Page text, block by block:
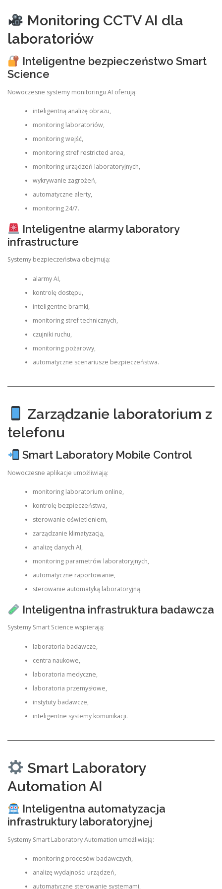
Monitoring CCTV AI dla
laboratoriów
Inteligentne bezpieczeństwo Smart
Science
Nowoczesne systemy monitoringu AI oferują:
inteligentną analizę obrazu,
monitoring laboratoriów,
monitoring wejść,
monitoring stref restricted area,
monitoring urządzeń laboratoryjnych,
wykrywanie zagrożeń,
automatyczne alerty,
monitoring 24/7.
Inteligentne alarmy laboratory
infrastructure
Systemy bezpieczeństwa obejmują:
alarmy AI,
kontrolę dostępu,
inteligentne bramki,
monitoring stref technicznych,
czujniki ruchu,
monitoring pożarowy,
automatyczne scenariusze bezpieczeństwa.
Zarządzanie laboratorium z
telefonu
Smart Laboratory Mobile Control
Nowoczesne aplikacje umożliwiają:
monitoring laboratorium online,
kontrolę bezpieczeństwa,
sterowanie oświetleniem,
zarządzanie klimatyzacją,
analizę danych AI,
monitoring parametrów laboratoryjnych,
automatyczne raportowanie,
sterowanie automatyką laboratoryjną.
Inteligentna infrastruktura badawcza
Systemy Smart Science wspierają:
laboratoria badawcze,
centra naukowe,
laboratoria medyczne,
laboratoria przemysłowe,
instytuty badawcze,
inteligentne systemy komunikacji.
Smart Laboratory
Automation AI
Inteligentna automatyzacja
infrastruktury laboratoryjnej
Systemy Smart Laboratory Automation umożliwiają:
monitoring procesów badawczych,
analizę wydajności urządzeń,
automatyczne sterowanie systemami,